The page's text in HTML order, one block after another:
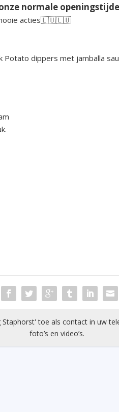
normale
mooie acties🇱🇺🇱🇺
Potato dippers met jamballa
Staphorst' toe als contact in uw
foto’s en video’s.